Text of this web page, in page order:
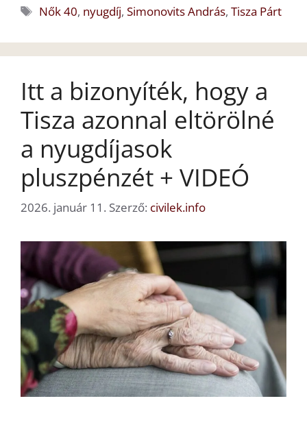
Címkék
Nők 40, nyugdíj,Simonovits András,Tisza Párt
Itt a bizonyíték, hogy a
Tisza azonnal eltörölné
a nyugdíjasok
pluszpénzét + VIDEÓ
2026. január 11. Szerző: civilek.info